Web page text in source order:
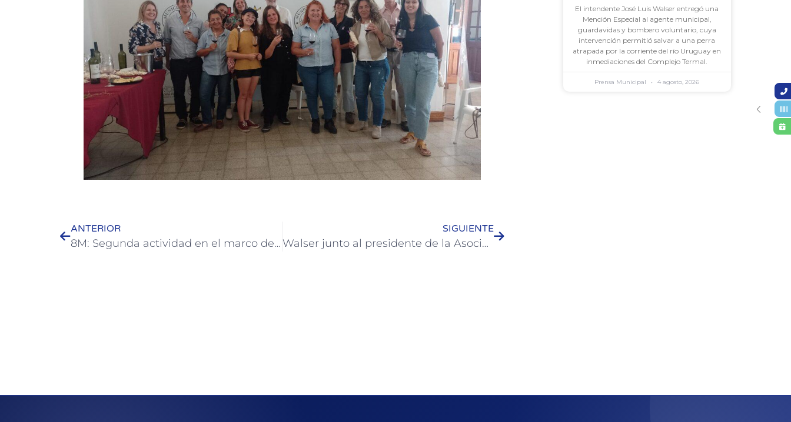
ANTERIOR
8M: Segunda actividad en el marco del Día Internacional de la Mujer Trabajadora
SIGUIENTE
Walser junto al presidente de la Asociación de Parques Industriales Argentinos se reunieron con Bonnín Hermanos
El intendente José Luis Walser entregó una
Mención Especial al agente municipal,
guardavidas y bombero voluntario, cuya
intervención permitió salvar a una perra
atrapada por la corriente del río Uruguay en
inmediaciones del Complejo Termal.
Prensa Municipal 4 agosto, 2026